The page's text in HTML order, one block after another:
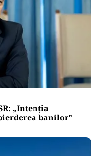
„Intenția
banilor”